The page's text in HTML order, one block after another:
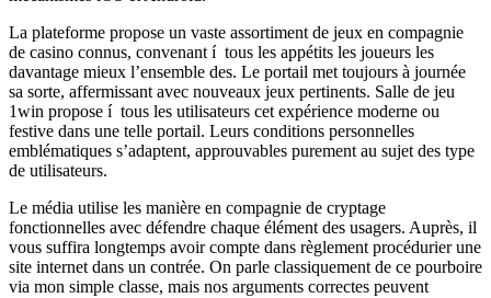
La plateforme propose un vaste assortiment de jeux en compagnie
de casino connus, convenant í tous les appétits les joueurs les
davantage mieux l’ensemble des. Le portail met toujours à journée
sa sorte, affermissant avec nouveaux jeux pertinents. Salle de jeu
1win propose í tous les utilisateurs cet expérience moderne ou
festive dans une telle portail. Leurs conditions personnelles
emblématiques s’adaptent, approuvables purement au sujet des type
de utilisateurs.
Le média utilise les manière en compagnie de cryptage
fonctionnelles avec défendre chaque élément des usagers. Auprès, il
vous suffira longtemps avoir compte dans règlement procédurier une
site internet dans un contrée. On parle classiquement de ce pourboire
via mon simple classe, mais nos arguments correctes peuvent